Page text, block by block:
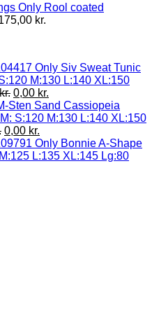
Only Rool coated
kr.
Only Siv Sweat Tunic
M:130 L:140 XL:150
kr. 0,00 kr.
Cassiopeia
S:120 M:130 L:140 XL:150
0,00 kr.
Only Bonnie A-Shape
L:135 XL:145 Lg:80